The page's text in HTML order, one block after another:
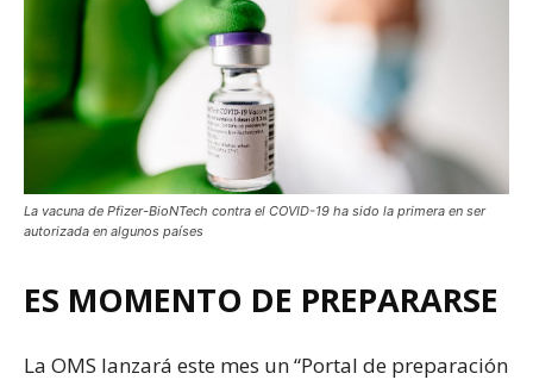
La vacuna de Pfizer-BioNTech contra el COVID-19 ha sido la primera en ser
autorizada en algunos países
ES MOMENTO DE PREPARARSE
La OMS lanzará este mes un “Portal de preparación